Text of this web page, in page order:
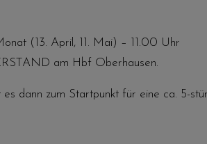
(13. April, 11. Mai) – 11.00 Uhr
am Hbf Oberhausen.
dann zum Startpunkt für eine ca. 5-